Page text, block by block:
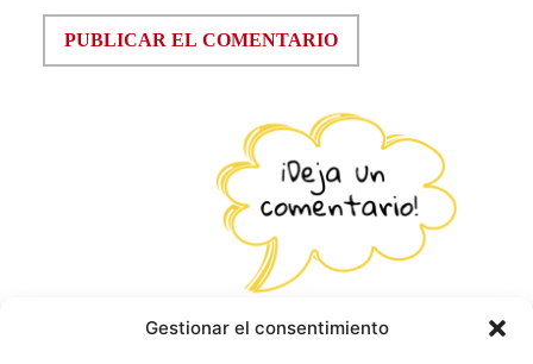
Gestionar el consentimiento